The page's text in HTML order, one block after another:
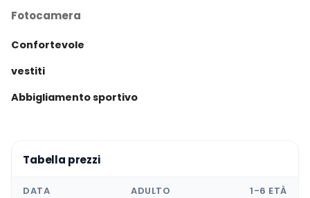
il Tour Verde di Cappadocia è la scelta perfetta
storia e panorami mozzafiato.
Fotocamera
Confortevole
vestiti
Abbigliamento sportivo
Tabella prezzi
DATA ADULTO 1-6 ETÀ